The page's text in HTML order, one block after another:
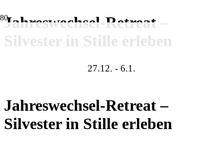
Jahreswechsel-Retreat –
Silvester in Stille erleben
27.12. - 6.1.
Jahreswechsel-Retreat –
Silvester in Stille erleben